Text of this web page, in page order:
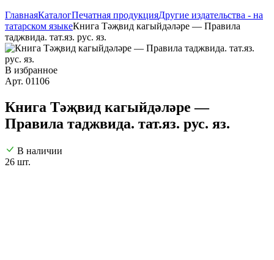
ГлавнаяКаталогПечатная продукцияДругие издательства - на
татарском языкеКнига Тәҗвид кагыйдәләре — Правила
таджвида. тат.яз. рус. яз.
В избранное
Арт. 01106
Книга Тәҗвид кагыйдәләре —
Правила таджвида. тат.яз. рус. яз.
В наличии
26 шт.